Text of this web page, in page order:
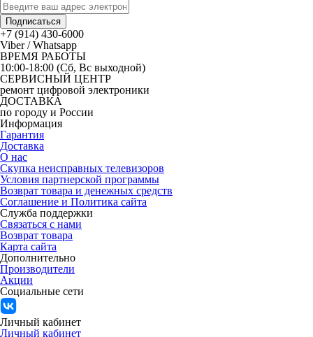
Подписаться
+7 (914) 430-6000
Viber / Whatsapp
ВРЕМЯ РАБОТЫ
10:00-18:00 (Сб, Вс выходной)
СЕРВИСНЫЙ ЦЕНТР
ремонт цифровой электроники
ДОСТАВКА
по городу и России
Информация
Гарантия
Доставка
О нас
Скупка неисправных телевизоров
Условия партнерской программы
Возврат товара и денежных средств
Соглашение и Политика сайта
Служба поддержки
Связаться с нами
Возврат товара
Карта сайта
Дополнительно
Производители
Акции
Социальные сети
Личный кабинет
Личный кабинет